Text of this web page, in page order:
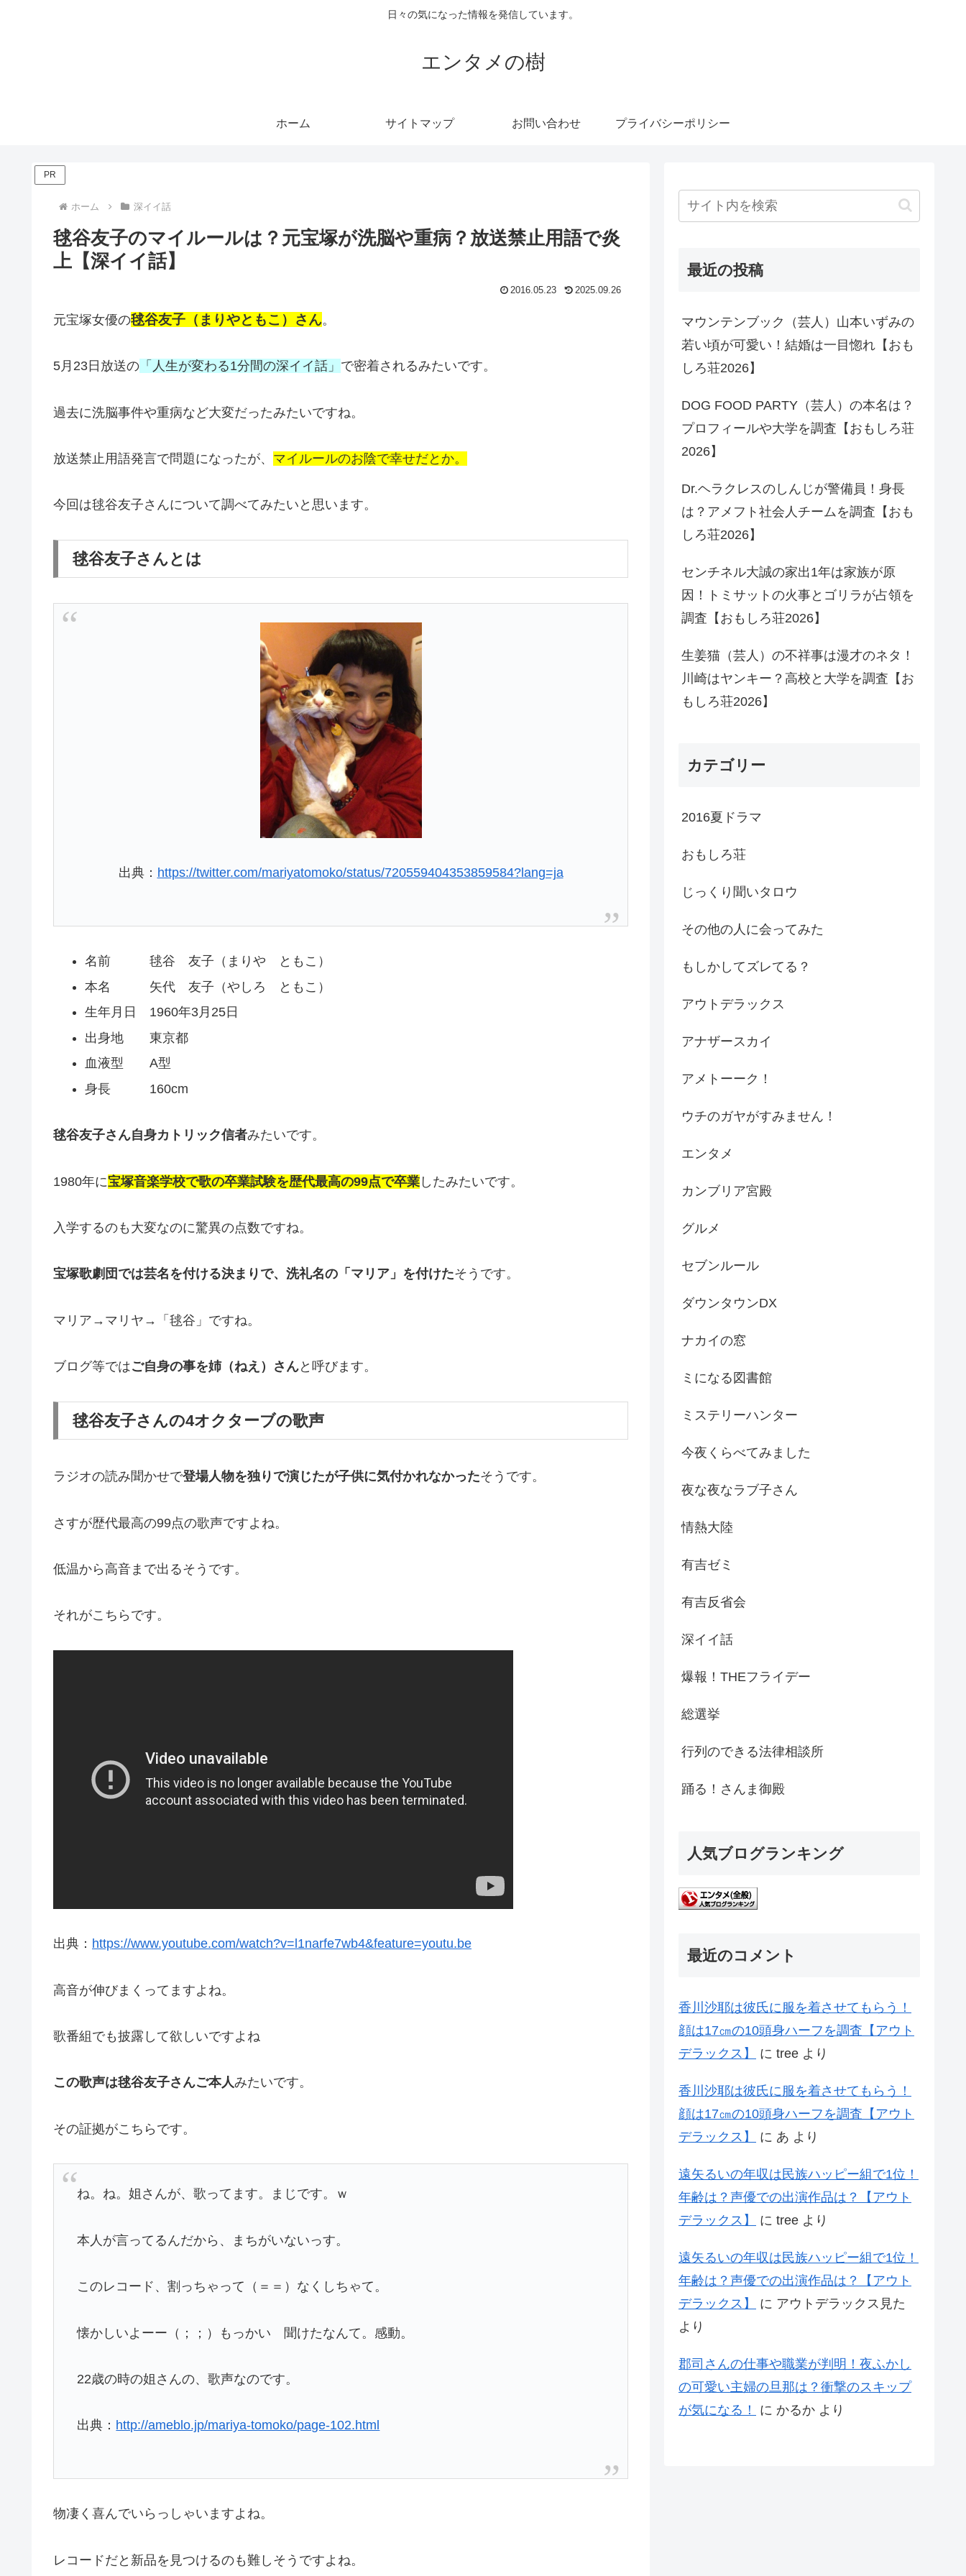
日々の気になった情報を発信しています。
エンタメの樹
ホーム サイトマップ お問い合わせ プライバシーポリシー
PR
ホーム 深イイ話
毬谷友子のマイルールは？元宝塚が洗脳や重病？放送禁止用語で炎
上【深イイ話】
2016.05.23 2025.09.26
元宝塚女優の毬谷友子（まりやともこ）さん。
5月23日放送の 「人生が変わる1分間の深イイ話」 で密着されるみたいです。
過去に洗脳事件や重病など大変だったみたいですね。
放送禁止用語発言で問題になったが、 マイルールのお陰で幸せだとか。
今回は毬谷友子さんについて調べてみたいと思います。
毬谷友子さんとは
出典： https://twitter.com/mariyatomoko/status/720559404353859584?lang=ja
名前 毬谷 友子（まりや ともこ）
本名 矢代 友子（やしろ ともこ）
生年月日 1960年3月25日
出身地 東京都
血液型 A型
身長 160cm
毬谷友子さん自身カトリック信者みたいです。
1980年に宝塚音楽学校で歌の卒業試験を歴代最高の99点で卒業 したみたいです。
入学するのも大変なのに驚異の点数ですね。
宝塚歌劇団では芸名を付ける決まりで、洗礼名の「マリア」を付けたそうです。
マリア→マリヤ→「毬谷」ですね。
ブログ等ではご自身の事を姉（ねえ）さんと呼びます。
毬谷友子さんの4オクターブの歌声
ラジオの読み聞かせで登場人物を独りで演じたが子供に気付かれなかったそうです。
さすが歴代最高の99点の歌声ですよね。
低温から高音まで出るそうです。
それがこちらです。
出典： https://www.youtube.com/watch?v=l1narfe7wb4&feature=youtu.be
高音が伸びまくってますよね。
歌番組でも披露して欲しいですよね
この歌声は毬谷友子さんご本人みたいです。
その証拠がこちらです。
ね。ね。姐さんが、歌ってます。まじです。ｗ
本人が言ってるんだから、まちがいないっす。
このレコード、割っちゃって（＝＝）なくしちゃて。
懐かしいよーー（；；）もっかい 聞けたなんて。感動。
22歳の時の姐さんの、歌声なのです。
出典： http://ameblo.jp/mariya-tomoko/page-102.html
物凄く喜んでいらっしゃいますよね。
レコードだと新品を見つけるのも難しそうですよね。
最近の投稿
マウンテンブック（芸人）山本いずみの
若い頃が可愛い！結婚は一目惚れ【おも
しろ荘2026】
DOG FOOD PARTY（芸人）の本名は？
プロフィールや大学を調査【おもしろ荘
2026】
Dr.ヘラクレスのしんじが警備員！身長
は？アメフト社会人チームを調査【おも
しろ荘2026】
センチネル大誠の家出1年は家族が原
因！トミサットの火事とゴリラが占領を
調査【おもしろ荘2026】
生姜猫（芸人）の不祥事は漫才のネタ！
川崎はヤンキー？高校と大学を調査【お
もしろ荘2026】
カテゴリー
2016夏ドラマ
おもしろ荘
じっくり聞いタロウ
その他の人に会ってみた
もしかしてズレてる？
アウトデラックス
アナザースカイ
アメトーーク！
ウチのガヤがすみません！
エンタメ
カンブリア宮殿
グルメ
セブンルール
ダウンタウンDX
ナカイの窓
ミになる図書館
ミステリーハンター
今夜くらべてみました
夜な夜なラブ子さん
情熱大陸
有吉ゼミ
有吉反省会
深イイ話
爆報！THEフライデー
総選挙
行列のできる法律相談所
踊る！さんま御殿
人気ブログランキング
最近のコメント
香川沙耶は彼氏に服を着させてもらう！
顔は17㎝の10頭身ハーフを調査【アウト
デラックス】
に tree より
香川沙耶は彼氏に服を着させてもらう！
顔は17㎝の10頭身ハーフを調査【アウト
デラックス】
に あ より
遠矢るいの年収は民族ハッピー組で1位！
年齢は？声優での出演作品は？【アウト
デラックス】
に tree より
遠矢るいの年収は民族ハッピー組で1位！
年齢は？声優での出演作品は？【アウト
デラックス】
に アウトデラックス見た
より
郡司さんの仕事や職業が判明！夜ふかし
の可愛い主婦の旦那は？衝撃のスキップ
が気になる！
に かるか より